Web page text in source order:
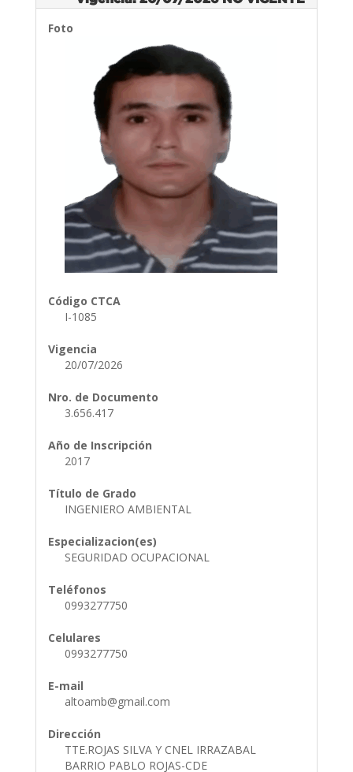
Foto
Código CTCA
I-1085
Vigencia
20/07/2026
Nro. de Documento
3.656.417
Año de Inscripción
2017
Título de Grado
INGENIERO AMBIENTAL
Especializacion(es)
SEGURIDAD OCUPACIONAL
Teléfonos
0993277750
Celulares
0993277750
E-mail
altoamb@gmail.com
Dirección
TTE.ROJAS SILVA Y CNEL IRRAZABAL
BARRIO PABLO ROJAS-CDE